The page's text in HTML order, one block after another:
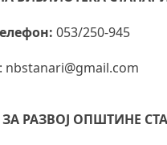
053/250-945
: nbstanari@gmail.com
ЗА РАЗВОЈ ОПШТИНЕ